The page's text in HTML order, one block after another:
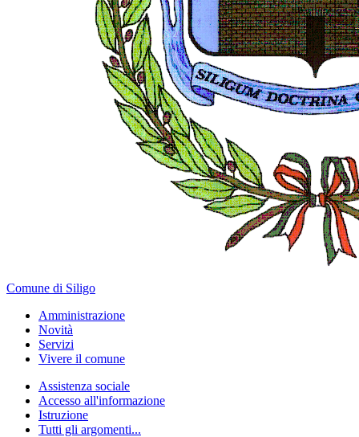
Comune di Siligo
Amministrazione
Novità
Servizi
Vivere il comune
Assistenza sociale
Accesso all'informazione
Istruzione
Tutti gli argomenti...